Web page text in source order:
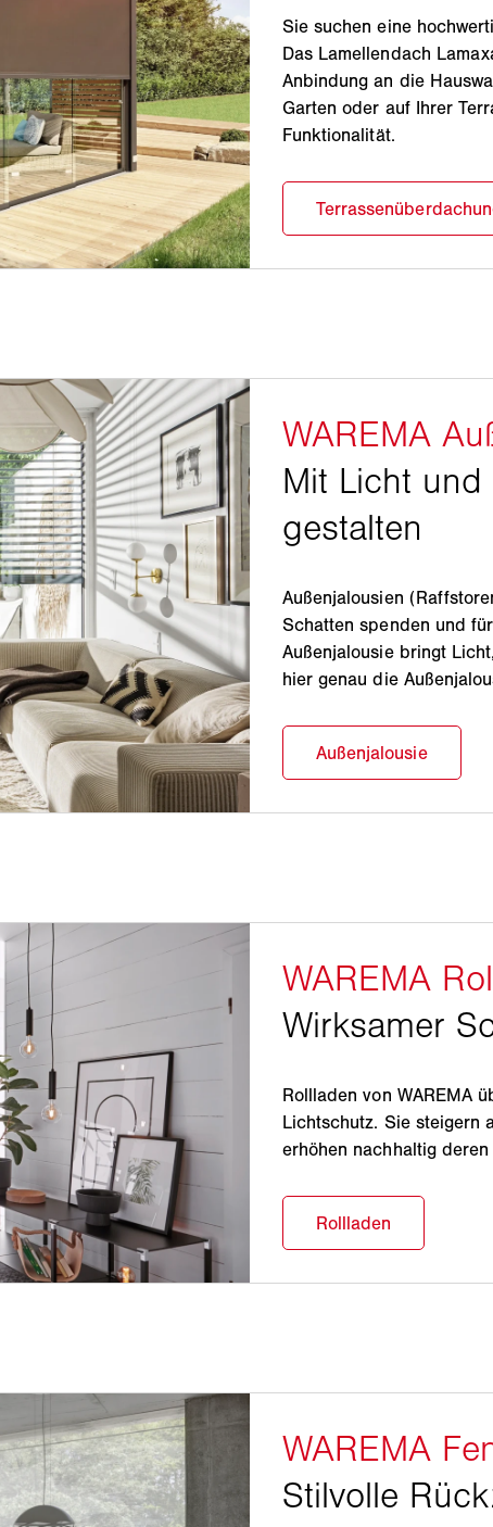
Sie suchen eine
Das Lamellendach
Anbindung an die
Garten oder auf Ihrer
Funktionalität.
Außenjalousien
Schatten spenden und
Außenjalousie bringt
hier genau die
Rollladen von WAREMA
Lichtschutz. Sie steigern
erhöhen nachhaltig deren